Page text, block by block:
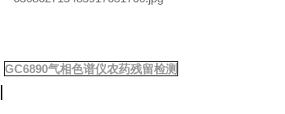
GC6890气相色谱仪农药残留检测